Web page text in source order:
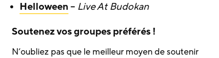
Helloween– Live At Budokan
Soutenez vos groupes préférés !
N’oubliez pas que le meilleur moyen de soutenir